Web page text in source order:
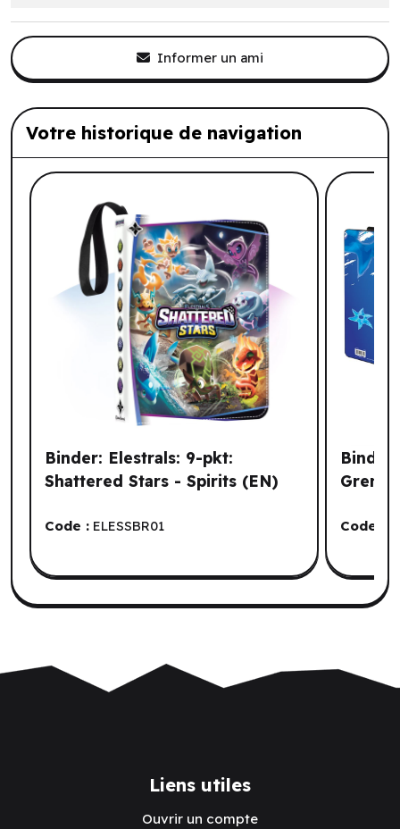
Informer un ami
Votre historique de navigation
Liste de produits suggérés: Votre
Binder: Elestrals: 9-pkt:
Shattered Stars - Spirits (EN)
Code : ELESSBR01 Code :
Liens utiles
Ouvrir un compte